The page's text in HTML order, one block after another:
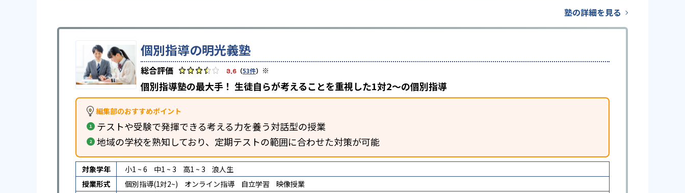
塾の詳細を見る
個別指導の明光義塾
3.6 （53件） ※
個別指導塾の最大手！ 生徒自らが考えることを重視した1対2〜の個別指導
編集部のおすすめポイント
テストや受験で発揮できる考える力を養う対話型の授業
地域の学校を熟知しており、定期テストの範囲に合わせた対策が可能
対象学年 小1 ~ 6 中1 ~ 3 高1 ~ 3
浪人生
授業形式
個別指導(1対2~) オンライン指導 自立学習 映像授業